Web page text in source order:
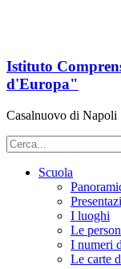
Istituto
d'Europa"
Casalnuovo di Napoli
Scuola
I luoghi
Le
I numeri
Le carte